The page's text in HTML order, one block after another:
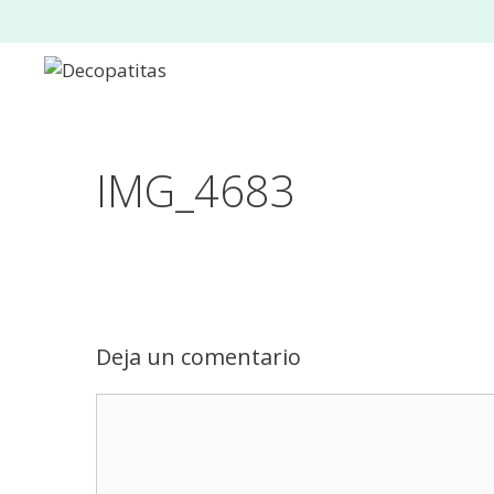
al
contenido
IMG_4683
Deja un comentario